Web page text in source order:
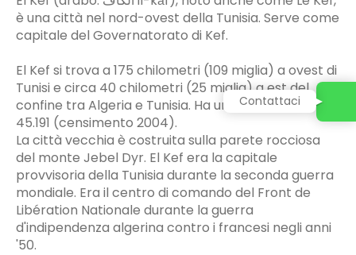
è una città nel nord-ovest della Tunisia. Serve come
capitale del Governatorato di Kef.
El Kef si trova a 175 chilometri (109 miglia) a ovest di
Tunisi e circa 40 chilometri (25 miglia) a est del
confine tra Algeria e Tunisia. Ha una popolazione di
45.191 (censimento 2004).
La città vecchia è costruita sulla parete rocciosa
del monte Jebel Dyr. El Kef era la capitale
provvisoria della Tunisia durante la seconda guerra
mondiale. Era il centro di comando del Front de
Libération Nationale durante la guerra
d'indipendenza algerina contro i francesi negli anni
'50.
Contattaci